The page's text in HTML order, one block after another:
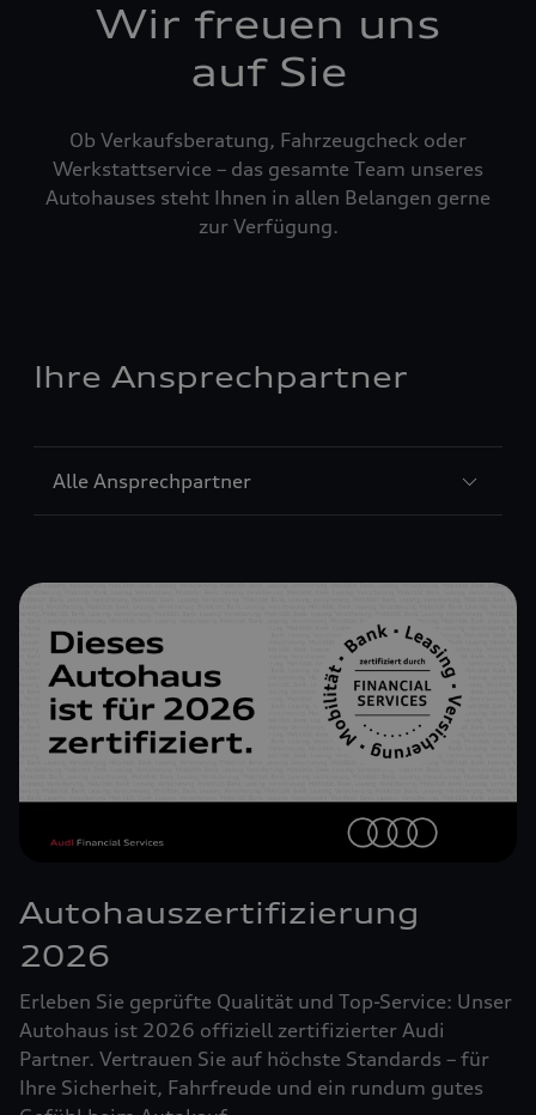
Wir freuen uns
auf Sie
Ob Verkaufsberatung, Fahrzeugcheck oder
Werkstattservice – das gesamte Team unseres
Autohauses steht Ihnen in allen Belangen gerne
zur Verfügung.
Ihre Ansprechpartner
Alle AnsprechpartnerSección
Autohauszertifizierung
2026
Erleben Sie geprüfte Qualität und Top-Service: Unser
Autohaus ist 2026 offiziell zertifizierter Audi
Partner. Vertrauen Sie auf höchste Standards – für
Ihre Sicherheit, Fahrfreude und ein rundum gutes